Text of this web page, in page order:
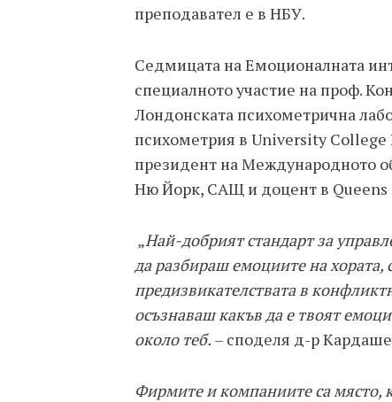
преподавател е в НБУ.
Седмицата на Емоционалната
специалното участие на проф.
Лондонската психометрична
психометрия в University
президент на Международното
Ню Йорк, САЩ и доцент в Queens
„Най-добрият стандарт за
да разбираш емоциите на
предизвикателствата в
осъзнаваш какъв да е твоят
около теб. – споделя д-р
Фирмите и компаниите са място,